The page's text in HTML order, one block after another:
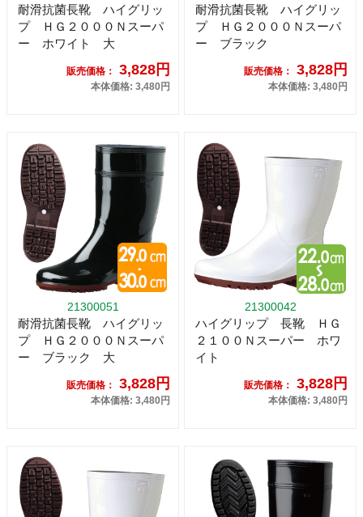
耐滑抗菌長靴 ハイグリッ
プ ＨＧ２０００Ｎスーパ
ー ホワイト 大
販売価格： 3,828円
本体価格: 3,480円
耐滑抗菌長靴 ハイグリッ
プ ＨＧ２０００Ｎスーパ
ー ブラック
販売価格： 3,828円
本体価格: 3,480円
21300051
耐滑抗菌長靴 ハイグリッ
プ ＨＧ２０００Ｎスーパ
ー ブラック 大
販売価格： 3,828円
本体価格: 3,480円
21300042
ハイグリップ 長靴 ＨＧ
２１００Ｎスーパー ホワ
イト
販売価格： 3,828円
本体価格: 3,480円